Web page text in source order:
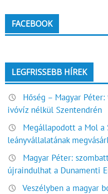
FACEBOOK
LEGFRISSEBB HÍREK
Hőség – Magyar
ivóvíz nélkül Szentendrén
Megállapodott a Mol a
leányvállalatának
Magyar Péter:
újraindulhat a Dunamenti
Veszélyben a magyar